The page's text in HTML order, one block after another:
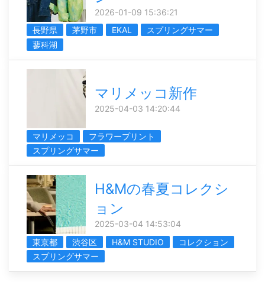
2026-01-09 15:36:21
長野県
茅野市 EKAL
スプリングサマー
蓼科湖
マリメッコ新作
2025-04-03 14:20:44
マリメッコ
フラワープリント
スプリングサマー
H&Mの春夏コレクシ
ョン
2025-03-04 14:53:04
東京都
渋谷区 H&M STUDIO
コレクション
スプリングサマー